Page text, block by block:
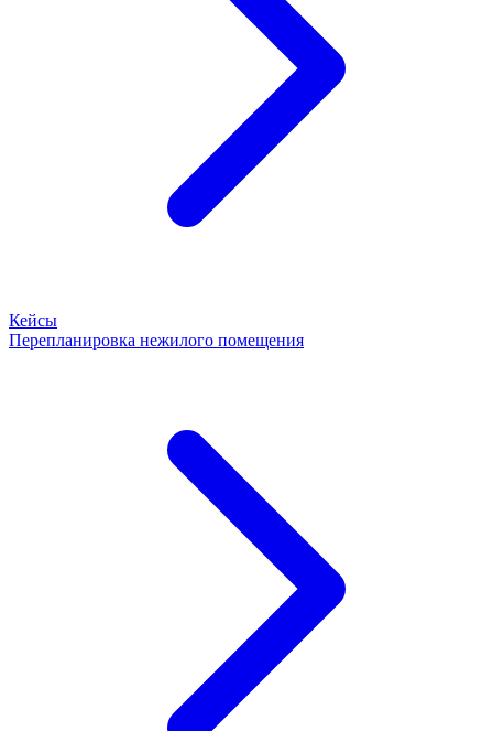
Кейсы
Перепланировка нежилого помещения